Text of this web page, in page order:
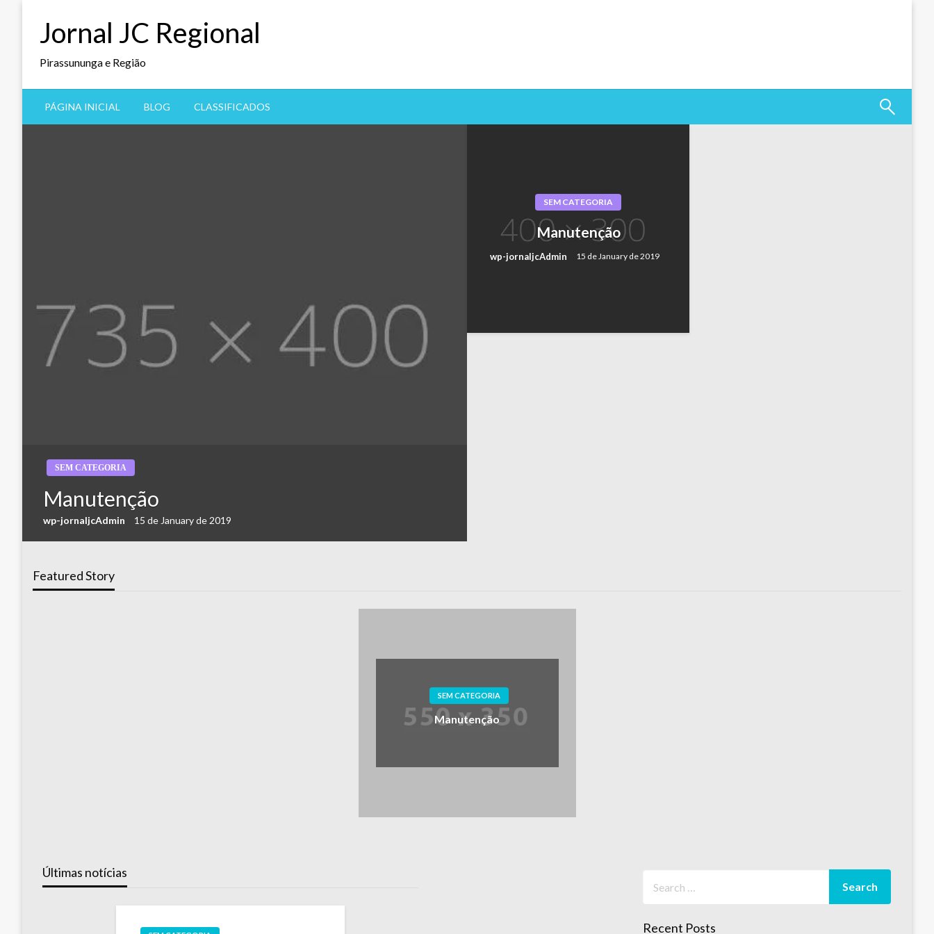
Jornal JC Regional
Pirassununga e Região
PÁGINA INICIAL BLOG CLASSIFICADOS
SEM CATEGORIA
Manutenção
wp-jornaljcAdmin 15 de January de 2019
SEM CATEGORIA
Manutenção
wp-jornaljcAdmin 15 de January de 2019
Featured Story
SEM CATEGORIA
Manutenção
Últimas notícias
Recent Posts